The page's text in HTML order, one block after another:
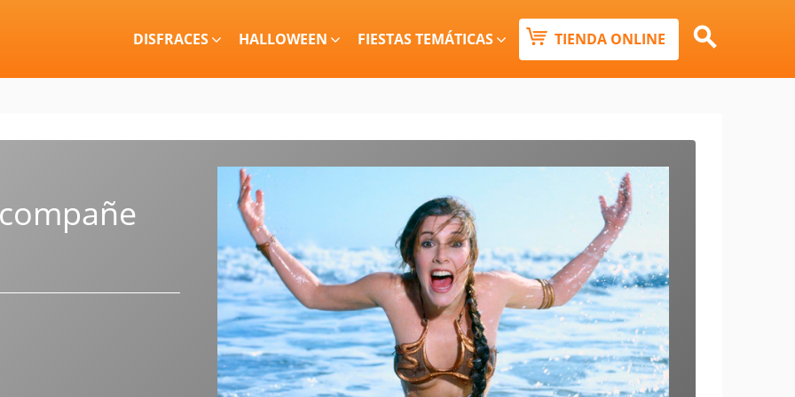
DISFRACES HALLOWEEN FIESTAS TEMÁTICAS TIENDA ONLINE Buscar: